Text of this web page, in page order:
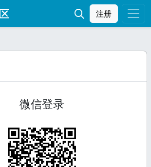
注册
微信登录